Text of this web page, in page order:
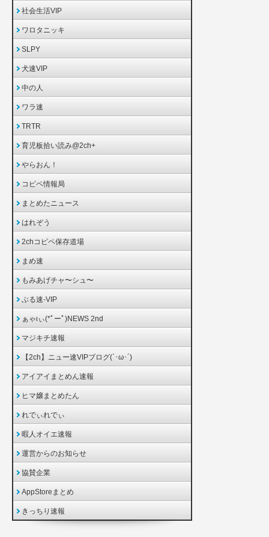
社会生活VIP
ワロタニッキ
SLPY
犬速VIP
中の人
ワラ速
TRTR
育児板拾い読み@2ch+
やらおん！
コピペ情報局
まとめたニュース
はれぞう
2chコピペ保存道場
まめ速
もみあげチャ〜シュ〜
ぶる速-VIP
ぁゃιぃ(*ﾟーﾟ)NEWS 2nd
マジキチ速報
【2ch】ニュー速VIPブログ(`･ω･´)
アイアイまとめん速報
ヒマ嬢まとめたん
れでぃれでぃ
暇人オイエ速報
運営からのお知らせ
協賛企業
AppStoreまとめ
きっちり速報